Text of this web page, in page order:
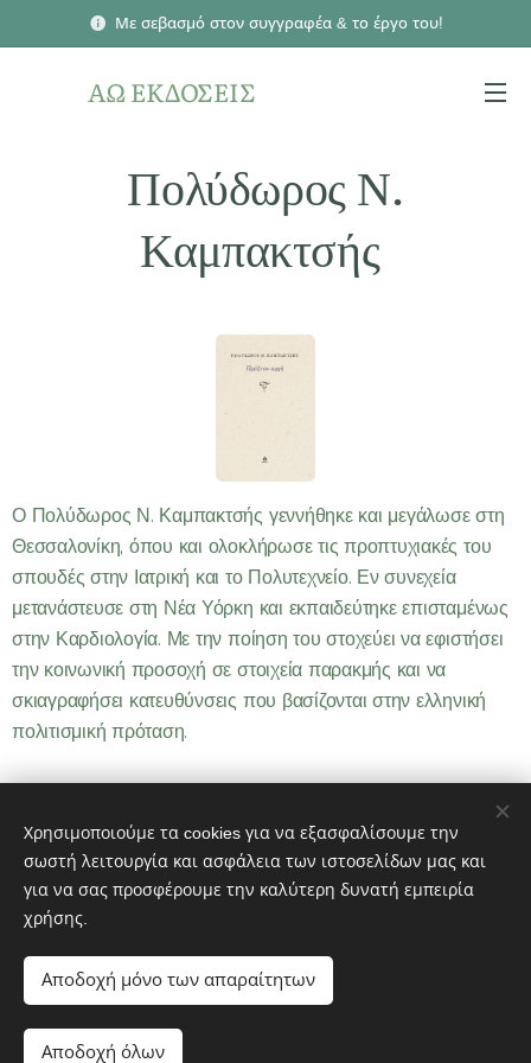
Με σεβασμό στον συγγραφέα & το έργο του!
ΑΩ ΕΚΔΟΣΕΙΣ
Πολύδωρος Ν.
Καμπακτσής
Ο Πολύδωρος Ν. Καμπακτσής γεννήθηκε και μεγάλωσε στη
Θεσσαλονίκη, όπου και ολοκλήρωσε τις προπτυχιακές του
σπουδές στην Ιατρική και το Πολυτεχνείο. Εν συνεχεία
μετανάστευσε στη Νέα Υόρκη και εκπαιδεύτηκε επισταμένως
στην Καρδιολογία. Με την ποίηση του στοχεύει να εφιστήσει
την κοινωνική προσοχή σε στοιχεία παρακμής και να
σκιαγραφήσει κατευθύνσεις που βασίζονται στην ελληνική
πολιτισμική πρόταση.
© 2023 ΑΩ ΕΚΔΟΣΕΙΣ - Διατηρούνται όλα τα δικαιώματα
Εκδότης
Διεύθυνση: Αθ. Μιχάλη 19 190 10 Καλύβια Αττικής
Τηλέφωνο: 6932 616019
e-mail: aomegaekdoseis@yahoo.gr
Χρησιμοποιούμε τα cookies για να εξασφαλίσουμε την
σωστή λειτουργία και ασφάλεια των ιστοσελίδων μας και
για να σας προσφέρουμε την καλύτερη δυνατή εμπειρία
χρήσης.
Αποδοχή μόνο των απαραίτητων
Αποδοχή όλων